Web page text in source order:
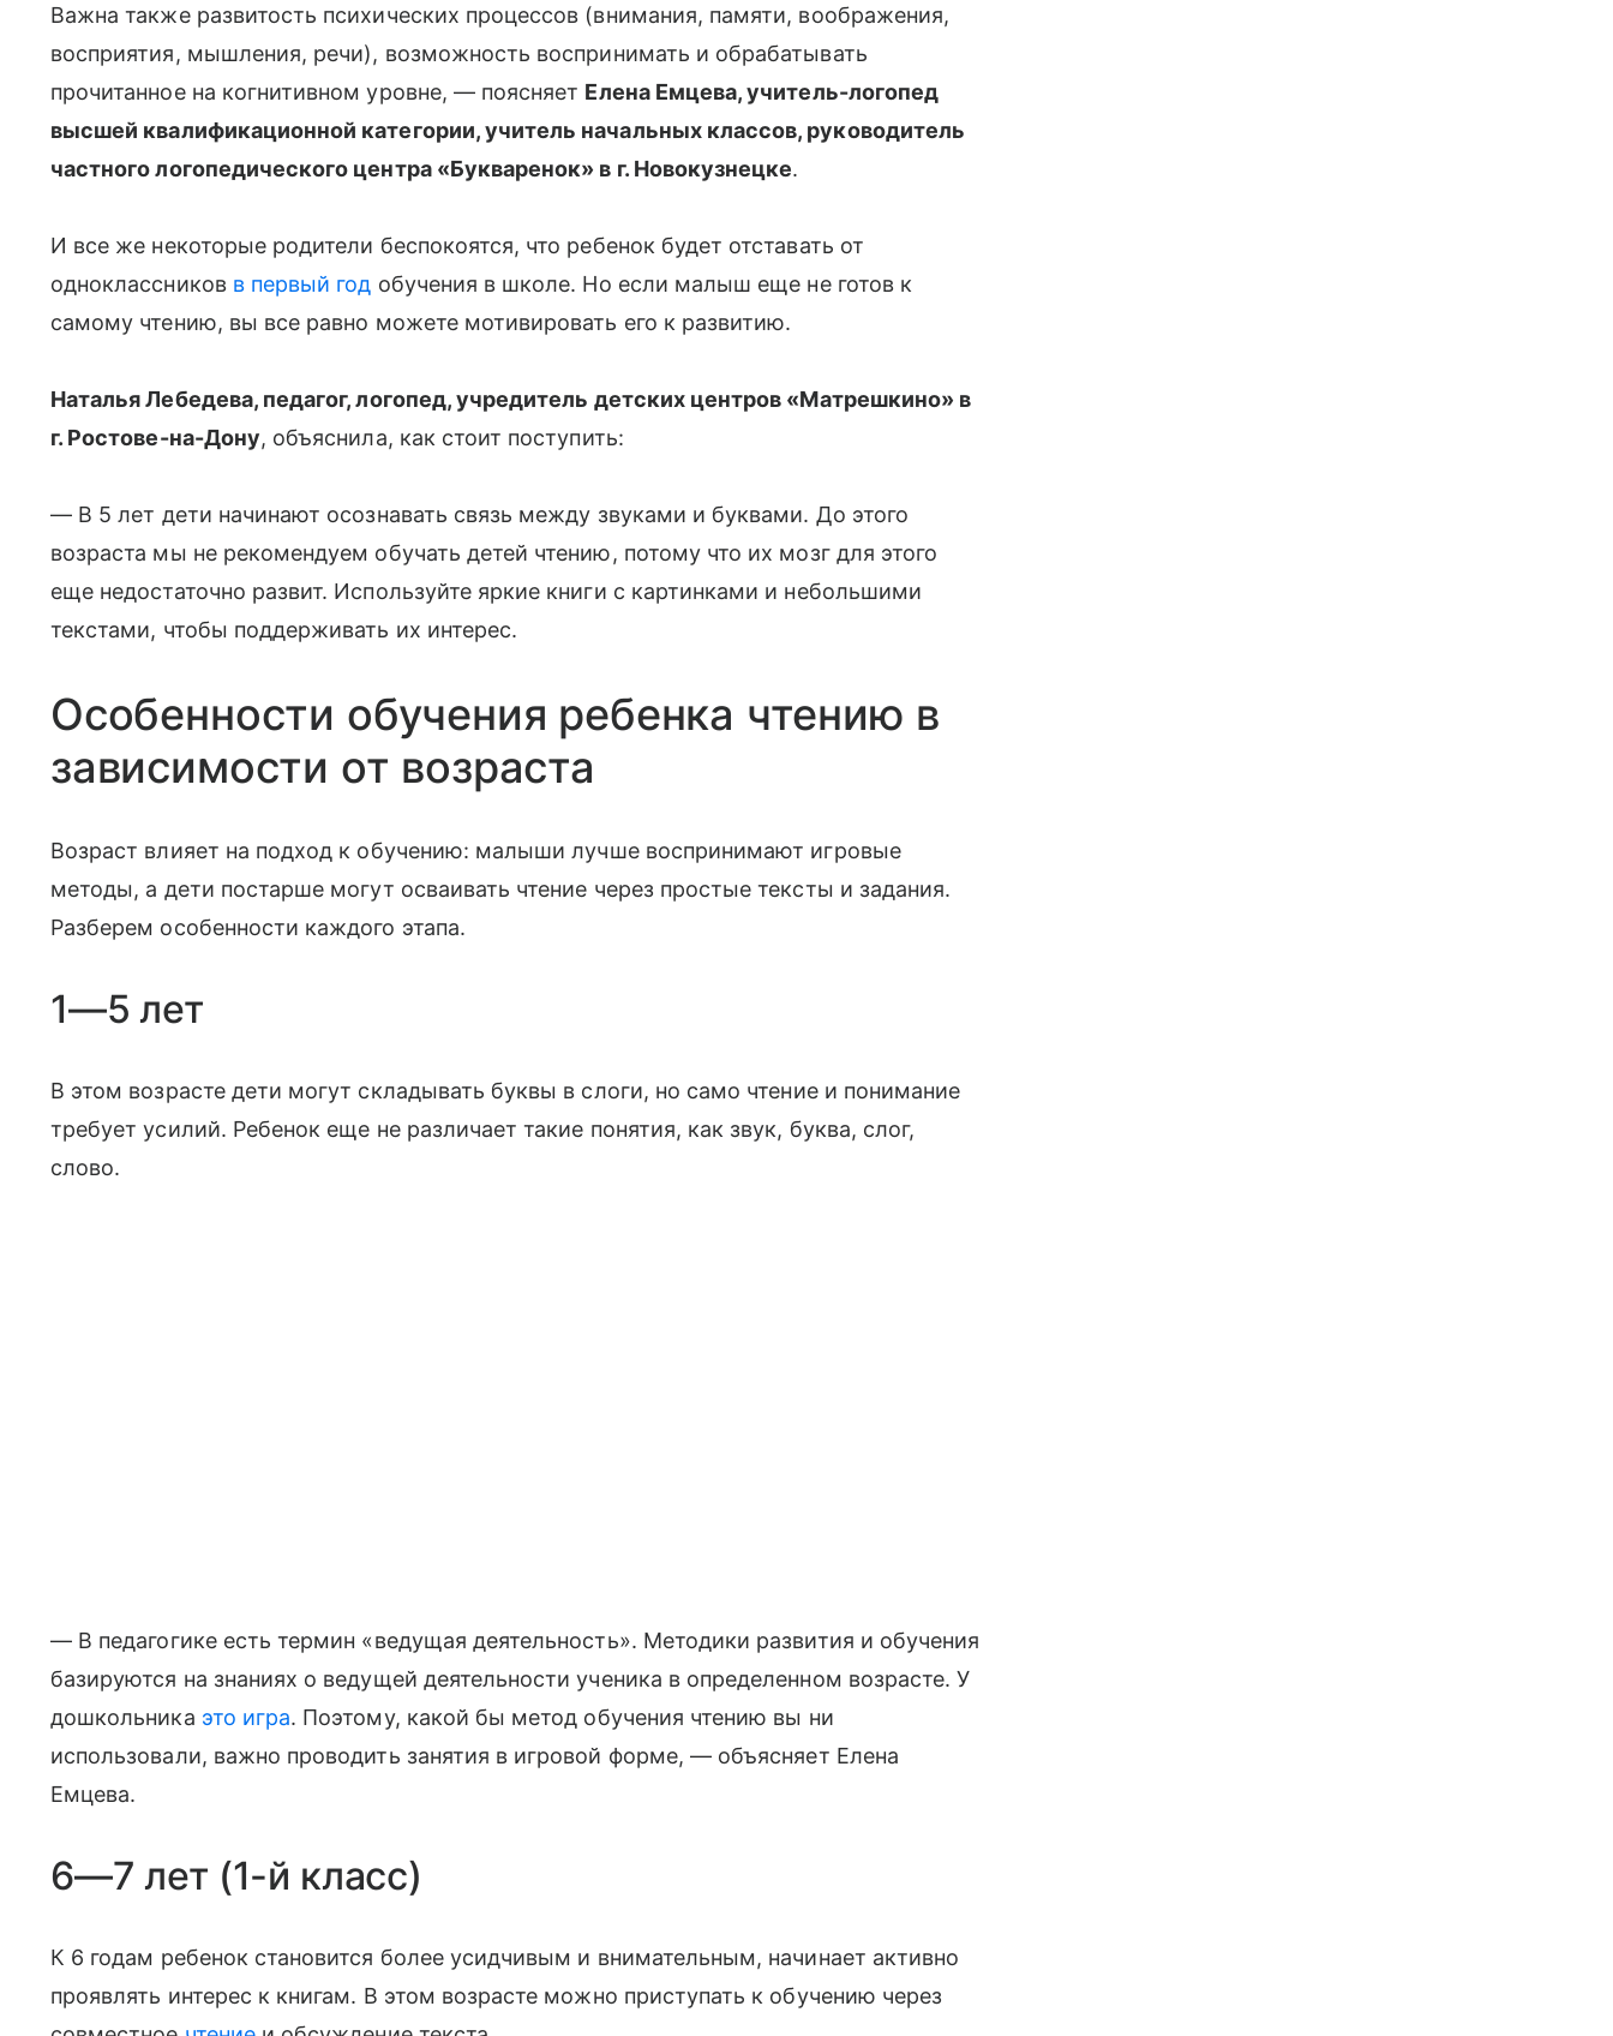
Важна также развитость психических процессов (внимания, памяти, воображения,
восприятия, мышления, речи), возможность воспринимать и обрабатывать
прочитанное на когнитивном уровне, — поясняет Елена Емцева, учитель-логопед
высшей квалификационной категории, учитель начальных классов, руководитель
частного логопедического центра «Букваренок» в г. Новокузнецке.
И все же некоторые родители беспокоятся, что ребенок будет отставать от
одноклассников в первый год обучения в школе. Но если малыш еще не готов к
самому чтению, вы все равно можете мотивировать его к развитию.
Наталья Лебедева, педагог, логопед, учредитель детских центров «Матрешкино» в
г. Ростове-на-Дону, объяснила, как стоит поступить:
— В 5 лет дети начинают осознавать связь между звуками и буквами. До этого
возраста мы не рекомендуем обучать детей чтению, потому что их мозг для этого
еще недостаточно развит. Используйте яркие книги с картинками и небольшими
текстами, чтобы поддерживать их интерес.
Особенности обучения ребенка чтению в
зависимости от возраста
Возраст влияет на подход к обучению: малыши лучше воспринимают игровые
методы, а дети постарше могут осваивать чтение через простые тексты и задания.
Разберем особенности каждого этапа.
1—5 лет
В этом возрасте дети могут складывать буквы в слоги, но само чтение и понимание
требует усилий. Ребенок еще не различает такие понятия, как звук, буква, слог,
слово.
— В педагогике есть термин «ведущая деятельность». Методики развития и обучения
базируются на знаниях о ведущей деятельности ученика в определенном возрасте. У
дошкольника это игра. Поэтому, какой бы метод обучения чтению вы ни
использовали, важно проводить занятия в игровой форме, — объясняет Елена
Емцева.
6—7 лет (1-й класс)
К 6 годам ребенок становится более усидчивым и внимательным, начинает активно
проявлять интерес к книгам. В этом возрасте можно приступать к обучению через